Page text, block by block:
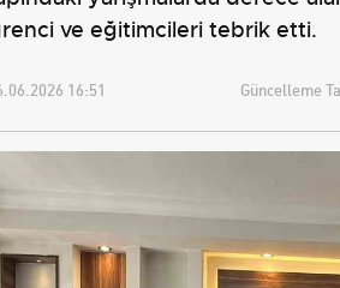
ve eğitimcileri tebrik etti.
16:51 Güncelleme